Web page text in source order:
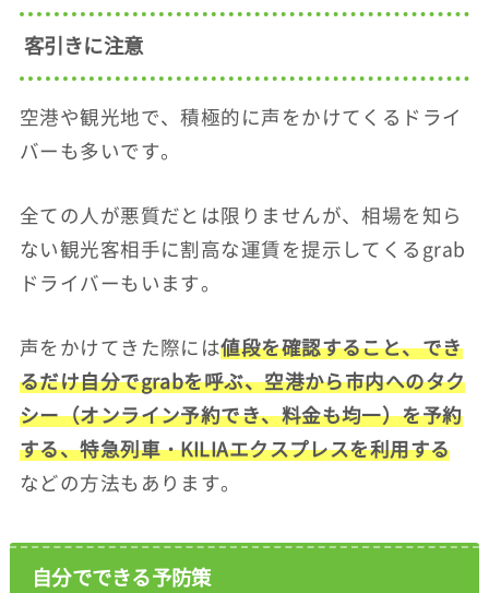
客引きに注意
空港や観光地で、積極的に声をかけてくるドライ
バーも多いです。
全ての人が悪質だとは限りませんが、相場を知ら
ない観光客相手に割高な運賃を提示してくるgrab
ドライバーもいます。
声をかけてきた際には値段を確認すること、でき
るだけ自分でgrabを呼ぶ、空港から市内へのタク
シー（オンライン予約でき、料金も均一）を予約
する、特急列車・KILIAエクスプレスを利用する
などの方法もあります。
自分でできる予防策